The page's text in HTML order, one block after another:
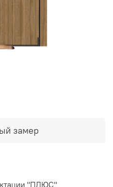
замер
"ПЛЮС"